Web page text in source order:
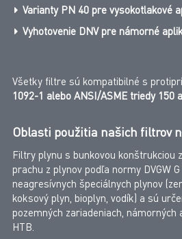
Varianty PN 40 pre vysokotlakové
Vyhotovenie DNV pre námorné
Všetky filtre sú kompatibilné s
1092-1 alebo ANSI/ASME triedy 150
Oblasti použitia našich filtrov
Filtry plynu s bunkovou konštrukciou
prachu z plynov podľa normy DVGW
neagresívnych špeciálnych plynov
koksový plyn, bioplyn, vodík) a sú
pozemných zariadeniach, námorných
HTB.